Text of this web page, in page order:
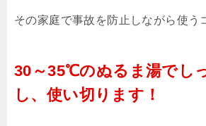
その家庭で事故を防止しながら使う
30～35℃のぬるま湯でし
し、使い切ります！